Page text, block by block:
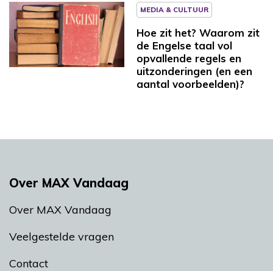
MEDIA & CULTUUR
Hoe zit het? Waarom zit
de Engelse taal vol
opvallende regels en
uitzonderingen (en een
aantal voorbeelden)?
Over MAX Vandaag
Over MAX Vandaag
Veelgestelde vragen
Contact